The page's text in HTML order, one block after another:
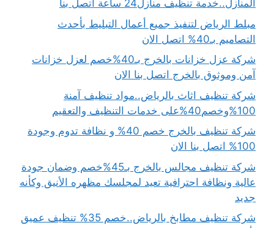
المنازل..خدمة تنظيف منازل24 ساعة اتصل بنا
مبلط الرياض لتنفيذ جميع أعمال التبليط بأحدث
التصاميم بـ40% اتصل الان
شركة عزل خزانات بالخرج بـ40%خصم لعزل خزانات
آمن وموثوق بالخرج اتصل بنا الان
شركة تنظيف اثاث بالرياض..مواد تنظيف آمنة
100%وخصم40%على خدمات التنظيف والتعقيم
شركة تنظيف بالخرج خصم 40% و نظافة تدوم وجودة
100% اتصل بنا الان
شركة تنظيف مجالس بالخرج بـ45%خصم وضمان جودة
عالية ونظافة احترافية تعيد لمجلسك مظهره الأنيق وكأنه
جديد
شركة تنظيف مطابخ بالرياض..خصم 35% تنظيف عميق